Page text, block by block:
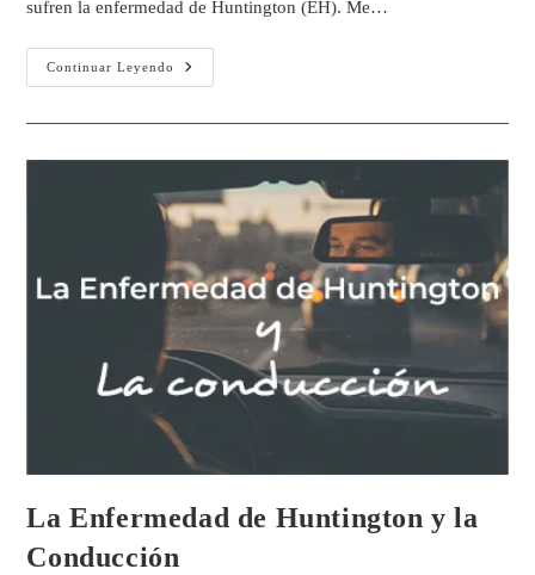
sufren la enfermedad de Huntington (EH). Me…
Continuar Leyendo
La Enfermedad de Huntington y la
Conducción